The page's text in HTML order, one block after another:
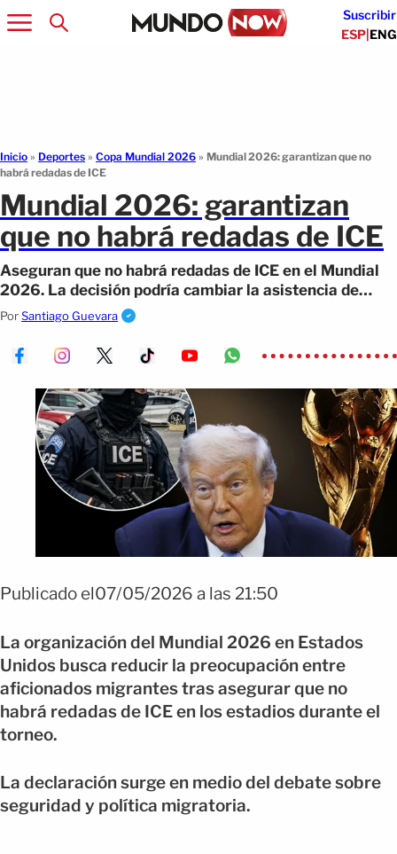
Suscribir
ESP|ENG
Inicio » Deportes » Copa Mundial 2026 » Mundial 2026: garantizan que no
habrá redadas de ICE
Mundial 2026: garantizan
que no habrá redadas de ICE
Aseguran que no habrá redadas de ICE en el Mundial
2026. La decisión podría cambiar la asistencia de
miles de aficionados.
PorSantiago Guevara
Publicado el07/05/2026 a las 21:50
La organización del Mundial 2026 en Estados
Unidos busca reducir la preocupación entre
aficionados migrantes tras asegurar que no
habrá redadas de ICE en los estadios durante el
torneo.
La declaración surge en medio del debate sobre
seguridad y política migratoria.